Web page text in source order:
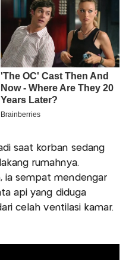
saat korban sedang
rumahnya.
ia sempat mendengar
api yang diduga
celah ventilasi kamar.